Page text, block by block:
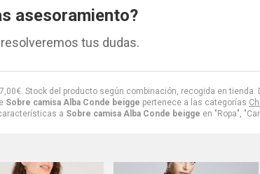
€. Stock del producto según combinación, recogida en tienda.
Sobre camisa Alba Conde beigge pertenece a las categorías
a Sobre camisa Alba Conde beigge en "Ropa",
asesoramiento?
tus dudas.